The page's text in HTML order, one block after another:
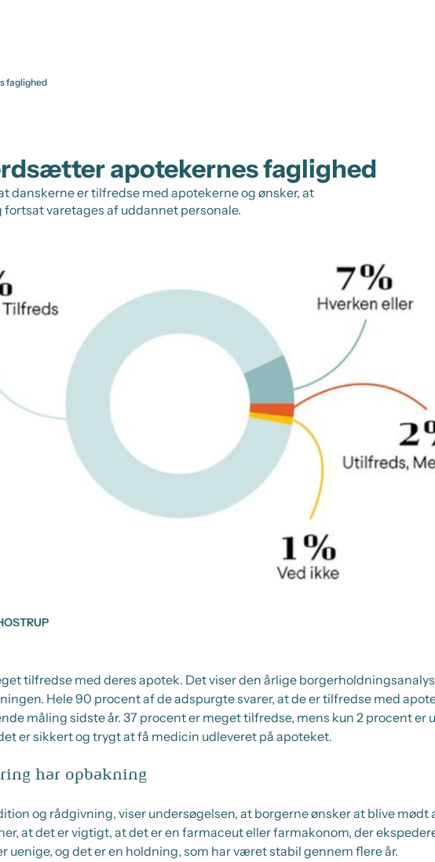
faglighed
apotekernes faglighed
danskerne er tilfredse med apotekerne og ønsker, at
varetages af uddannet personale.
tilfredse med deres apotek. Det viser den årlige
Hele 90 procent af de adspurgte svarer, at de er tilfredse med
måling sidste år. 37 procent er meget tilfredse, mens kun 2 procent er
er sikkert og trygt at få medicin udleveret på apoteket.
har opbakning
og rådgivning, viser undersøgelsen, at borgerne ønsker at blive
at det er vigtigt, at det er en farmaceut eller farmakonom, der
uenige, og det er en holdning, som har været stabil gennem flere år.